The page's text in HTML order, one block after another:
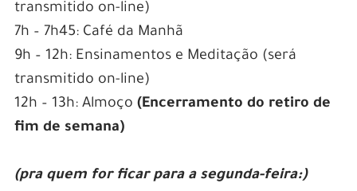
transmitido on-line)
7h – 7h45: Café da Manhã
9h – 12h: Ensinamentos e Meditação (será
transmitido on-line)
12h – 13h: Almoço (Encerramento do retiro de
fim de semana)
(pra quem for ficar para a segunda-feira:)